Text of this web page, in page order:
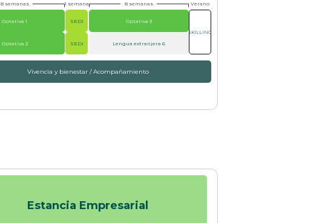
8 semanas
Optativa 1
Optativa 2
1 semana
SEDI
SEDI
8 semanas
Optativa 3
Lengua extranjera 6
Verano
SKILLING
Vivencia y bienestar / Acompañamiento
Estancia Empresarial